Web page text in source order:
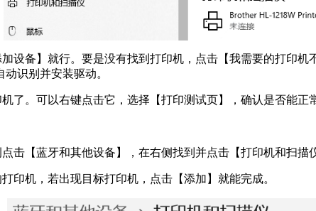
设备】就行。要是没有找到打印机，点击【我需要的打印机
识别并安装驱动。​
了。可以右键点击它，选择【打印测试页】，确认是否能正
击【蓝牙和其他设备】，在右侧找到并点击【打印机和扫描
印机，若出现目标打印机，点击【添加】就能完成。​